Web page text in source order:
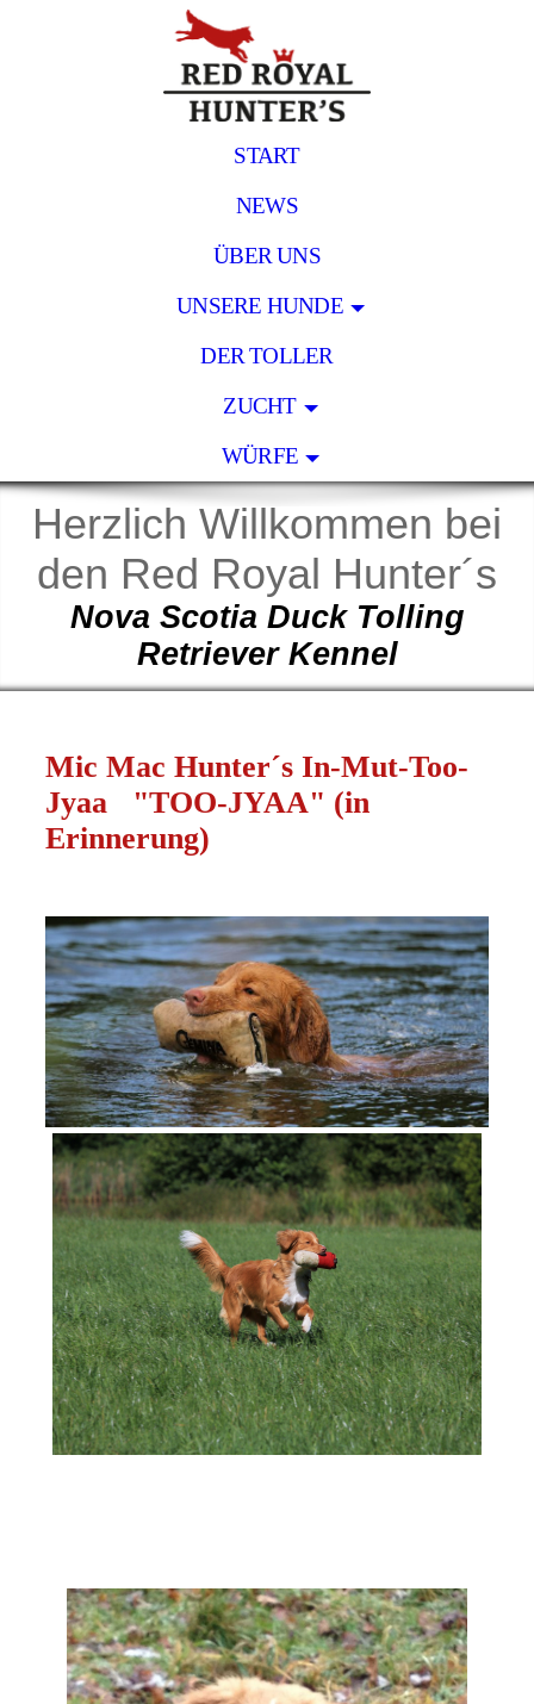
START
NEWS
ÜBER UNS
UNSERE HUNDE
DER TOLLER
ZUCHT
WÜRFE
Herzlich Willkommen bei
den Red Royal Hunter´s
Nova Scotia Duck Tolling
Retriever Kennel
Mic Mac Hunter´s In-Mut-Too-
Jyaa "TOO-JYAA" (in
Erinnerung)